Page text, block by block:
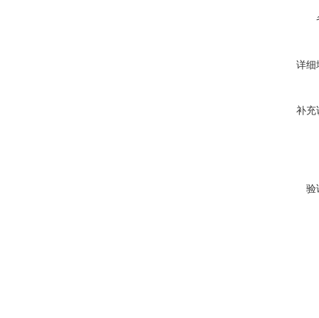
详细
补充
验